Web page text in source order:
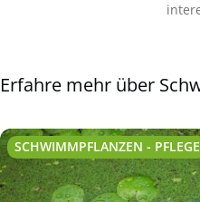
Erfahre mehr über
SCHWIMMPFLANZEN - PFLEGE